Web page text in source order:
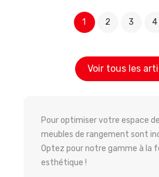
1 2 3 4
Voir tous les
Pour optimiser votre espace
meubles de rangement sont
Optez pour notre gamme à la
esthétique !